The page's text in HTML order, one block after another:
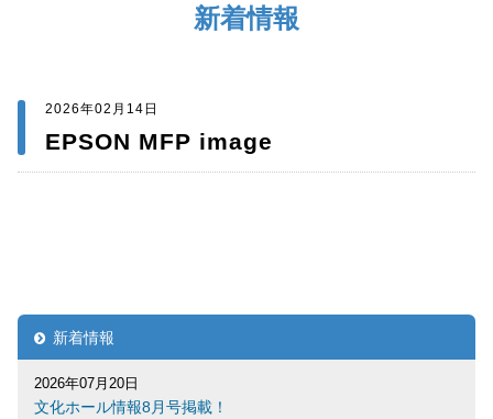
新着情報
2026年02月14日
EPSON MFP image
新着情報
2026年07月20日
文化ホール情報8月号掲載！